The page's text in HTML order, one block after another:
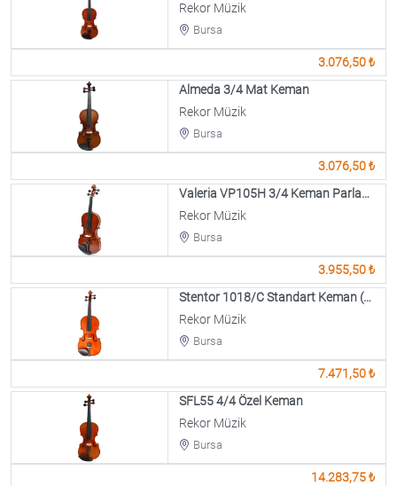
Rekor Müzik
Bursa
3.076,50 ₺
Almeda 3/4 Mat Keman
Rekor Müzik
Bursa
3.076,50 ₺
Valeria VP105H 3/4 Keman Parlak (Kahve )
Rekor Müzik
Bursa
3.955,50 ₺
Stentor 1018/C Standart Keman (3/4)
Rekor Müzik
Bursa
7.471,50 ₺
SFL55 4/4 Özel Keman
Rekor Müzik
Bursa
14.283,75 ₺